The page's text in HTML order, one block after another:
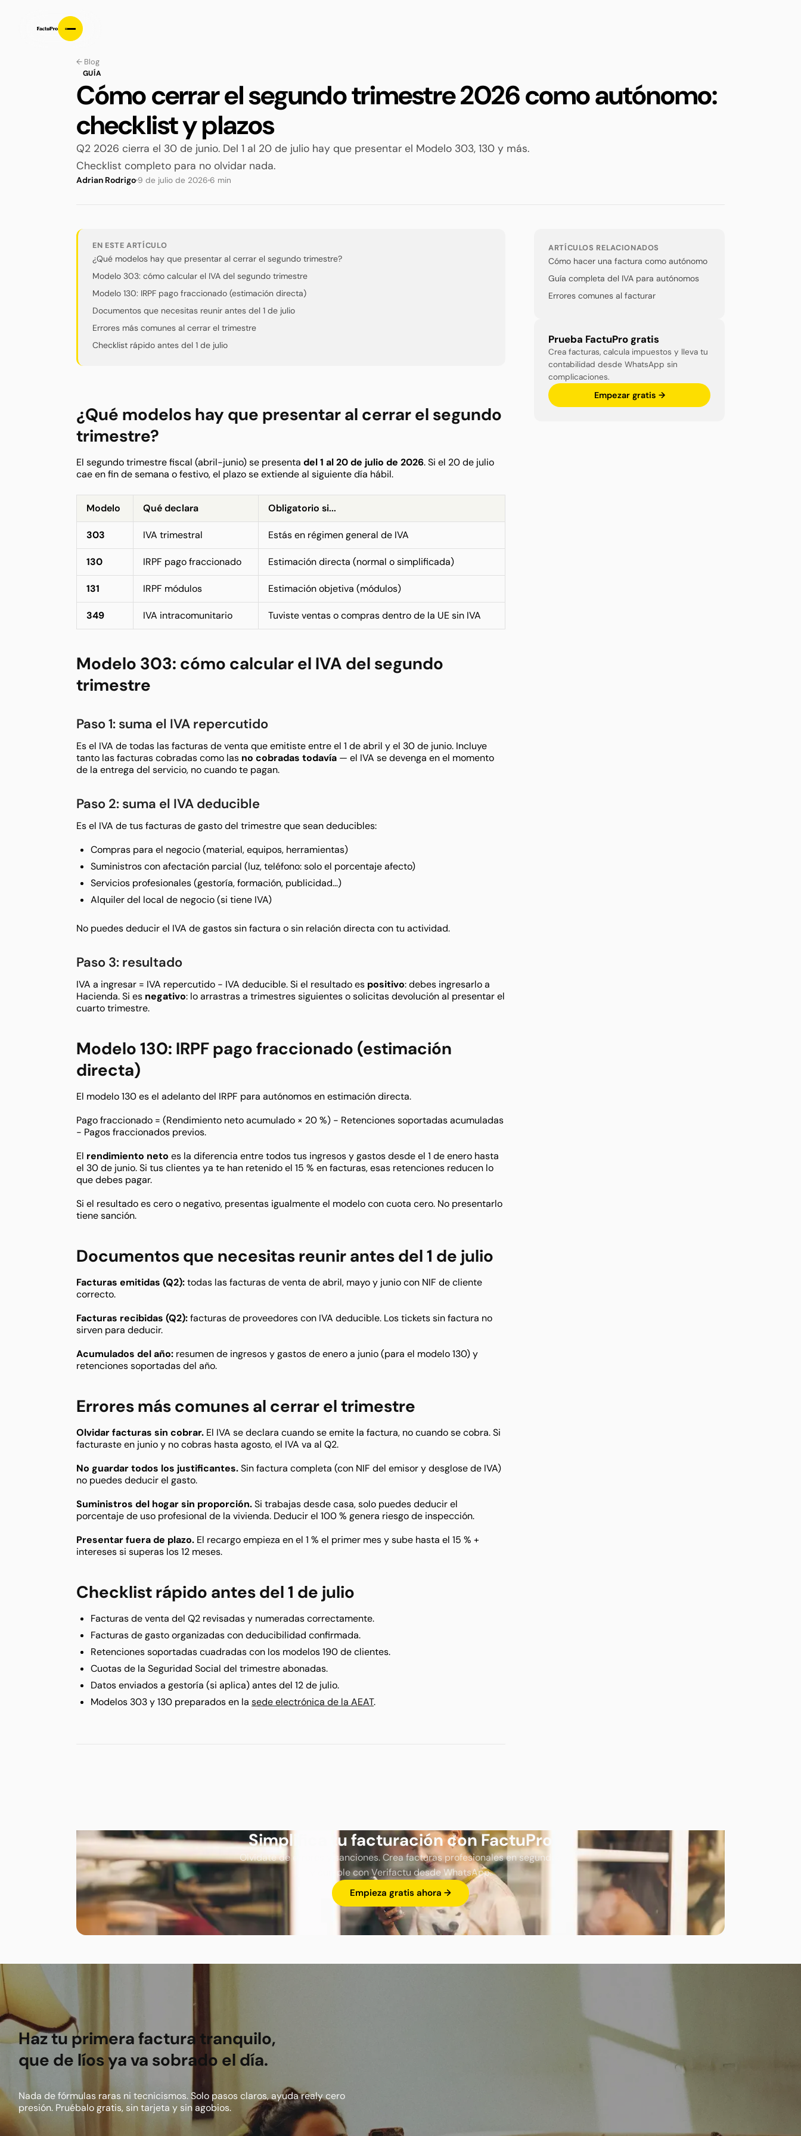
← Blog
GUÍA
Cómo cerrar el segundo trimestre 2026 como autónomo:
checklist y plazos
Q2 2026 cierra el 30 de junio. Del 1 al 20 de julio hay que presentar el Modelo 303, 130 y más.
Checklist completo para no olvidar nada.
Adrian Rodrigo 9 de julio de 2026 6 min
EN ESTE ARTÍCULO
¿Qué modelos hay que presentar al cerrar el segundo trimestre?
Modelo 303: cómo calcular el IVA del segundo trimestre
Modelo 130: IRPF pago fraccionado (estimación directa)
Documentos que necesitas reunir antes del 1 de julio
Errores más comunes al cerrar el trimestre
Checklist rápido antes del 1 de julio
¿Qué modelos hay que presentar al cerrar el segundo
trimestre?
El segundo trimestre fiscal (abril-junio) se presenta del 1 al 20 de julio de 2026. Si el 20 de julio
cae en fin de semana o festivo, el plazo se extiende al siguiente día hábil.
Modelo Qué declara Obligatorio si...
303 IVA trimestral Estás en régimen general de IVA
130 IRPF pago fraccionado Estimación directa (normal o simplificada)
131 IRPF módulos Estimación objetiva (módulos)
349 IVA intracomunitario Tuviste ventas o compras dentro de la UE sin IVA
Modelo 303: cómo calcular el IVA del segundo
trimestre
Paso 1: suma el IVA repercutido
Es el IVA de todas las facturas de venta que emitiste entre el 1 de abril y el 30 de junio. Incluye
tanto las facturas cobradas como las no cobradas todavía — el IVA se devenga en el momento
de la entrega del servicio, no cuando te pagan.
Paso 2: suma el IVA deducible
Es el IVA de tus facturas de gasto del trimestre que sean deducibles:
Compras para el negocio (material, equipos, herramientas)
Suministros con afectación parcial (luz, teléfono: solo el porcentaje afecto)
Servicios profesionales (gestoría, formación, publicidad...)
Alquiler del local de negocio (si tiene IVA)
No puedes deducir el IVA de gastos sin factura o sin relación directa con tu actividad.
Paso 3: resultado
IVA a ingresar = IVA repercutido − IVA deducible. Si el resultado es positivo: debes ingresarlo a
Hacienda. Si es negativo: lo arrastras a trimestres siguientes o solicitas devolución al presentar el
cuarto trimestre.
Modelo 130: IRPF pago fraccionado (estimación
directa)
El modelo 130 es el adelanto del IRPF para autónomos en estimación directa.
Pago fraccionado = (Rendimiento neto acumulado × 20 %) − Retenciones soportadas acumuladas
− Pagos fraccionados previos.
El rendimiento neto es la diferencia entre todos tus ingresos y gastos desde el 1 de enero hasta
el 30 de junio. Si tus clientes ya te han retenido el 15 % en facturas, esas retenciones reducen lo
que debes pagar.
Si el resultado es cero o negativo, presentas igualmente el modelo con cuota cero. No presentarlo
tiene sanción.
Documentos que necesitas reunir antes del 1 de julio
Facturas emitidas (Q2):todas las facturas de venta de abril, mayo y junio con NIF de cliente
correcto.
Facturas recibidas (Q2):facturas de proveedores con IVA deducible. Los tickets sin factura no
sirven para deducir.
Acumulados del año: resumen de ingresos y gastos de enero a junio (para el modelo 130) y
retenciones soportadas del año.
Errores más comunes al cerrar el trimestre
Olvidar facturas sin cobrar. El IVA se declara cuando se emite la factura, no cuando se cobra. Si
facturaste en junio y no cobras hasta agosto, el IVA va al Q2.
No guardar todos los justificantes.Sin factura completa (con NIF del emisor y desglose de IVA)
no puedes deducir el gasto.
Suministros del hogar sin proporción.Si trabajas desde casa, solo puedes deducir el
porcentaje de uso profesional de la vivienda. Deducir el 100 % genera riesgo de inspección.
Presentar fuera de plazo. El recargo empieza en el 1 % el primer mes y sube hasta el 15 % +
intereses si superas los 12 meses.
Checklist rápido antes del 1 de julio
Facturas de venta del Q2 revisadas y numeradas correctamente.
Facturas de gasto organizadas con deducibilidad confirmada.
Retenciones soportadas cuadradas con los modelos 190 de clientes.
Cuotas de la Seguridad Social del trimestre abonadas.
Datos enviados a gestoría (si aplica) antes del 12 de julio.
Modelos 303 y 130 preparados en la sede electrónica de la AEAT.
ARTÍCULOS RELACIONADOS
Cómo hacer una factura como autónomo
Guía completa del IVA para autónomos
Errores comunes al facturar
Prueba FactuPro gratis
Crea facturas, calcula impuestos y lleva tu
contabilidad desde WhatsApp sin
complicaciones.
Empezar gratis →
Simplifica tu facturación con FactuPro
Olvídate de errores y sanciones. Crea facturas profesionales en segundos
y cumple con Verifactu desde WhatsApp.
Empieza gratis ahora →
Footer
Haz tu primera factura tranquilo,
que de líos ya va sobrado el día.
Nada de fórmulas raras ni tecnicismos. Solo pasos claros, ayuda realy cero
presión. Pruébalo gratis, sin tarjeta y sin agobios.